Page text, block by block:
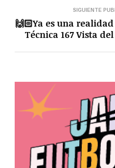
SIGUIENTE
🙌🏻Ya es una
Técnica 167 Vista